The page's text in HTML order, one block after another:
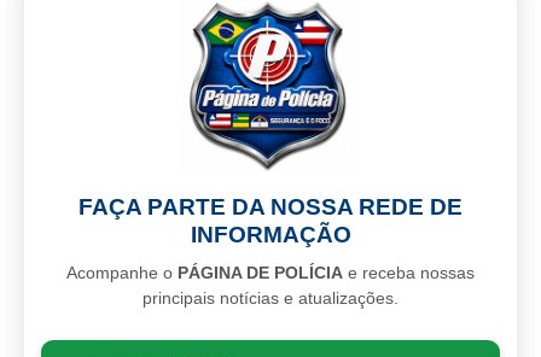
FAÇA PARTE DA NOSSA REDE DE
INFORMAÇÃO
Acompanhe o PÁGINA DE POLÍCIA e receba nossas
principais notícias e atualizações.